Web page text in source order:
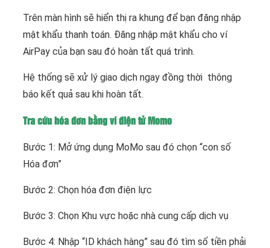
Trên màn hình sẽ hiển thị ra khung để bạn đăng nhập
mật khẩu thanh toán. Đăng nhập mật khẩu cho ví
AirPay của bạn sau đó hoàn tất quá trình.
Hệ thống sẽ xử lý giao dịch ngay đồng thời thông
báo kết quả sau khi hoàn tất.
Tra cứu hóa đơn bằng ví điện tử Momo
Bước 1: Mở ứng dụng MoMo sau đó chọn “con số
Hóa đơn”
Bước 2: Chọn hóa đơn điện lực
Bước 3: Chọn Khu vực hoặc nhà cung cấp dịch vụ
Bước 4: Nhập “ID khách hàng” sau đó tìm số tiền phải